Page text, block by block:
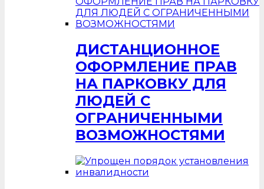
ДИСТАНЦИОННОЕ
ОФОРМЛЕНИЕ ПРАВ
НА ПАРКОВКУ ДЛЯ
ЛЮДЕЙ С
ОГРАНИЧЕННЫМИ
ВОЗМОЖНОСТЯМИ